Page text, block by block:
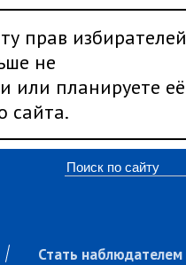
прав избирателей
не
или планируете её
сайта.
Стать наблюдателем